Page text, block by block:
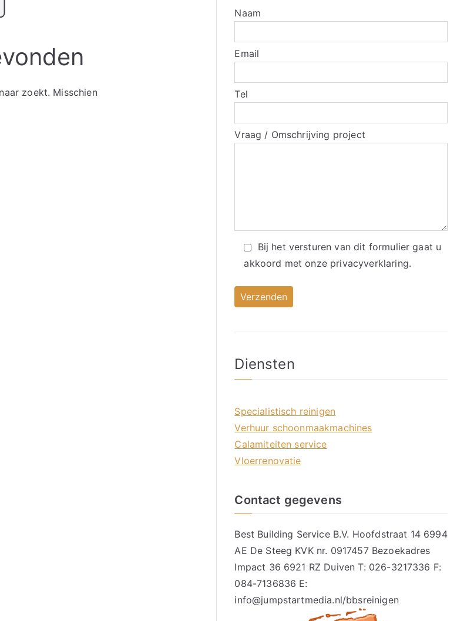
zoekt. Misschien
Naam
Email
Tel
Vraag / Omschrijving project
Bij het versturen van dit formulier gaat u
akkoord met onze privacyverklaring.
Diensten
Specialistisch reinigen
Verhuur schoonmaakmachines
Calamiteiten service
Vloerrenovatie
Contact gegevens
Best Building Service B.V. Hoofdstraat 14 6994
AE De Steeg KVK nr. 0917457 Bezoekadres
Impact 36 6921 RZ Duiven T: 026-3217336 F:
084-7136836 E:
info@jumpstartmedia.nl/bbsreinigen